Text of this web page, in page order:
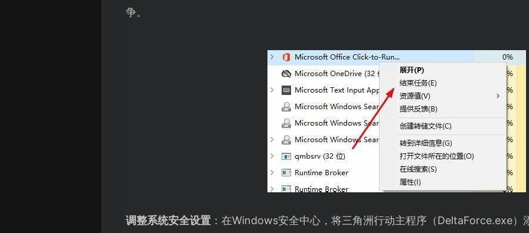
争。
调整系统安全设置 ：在Windows安全中心，将三角洲行动主程序（DeltaForce.exe）